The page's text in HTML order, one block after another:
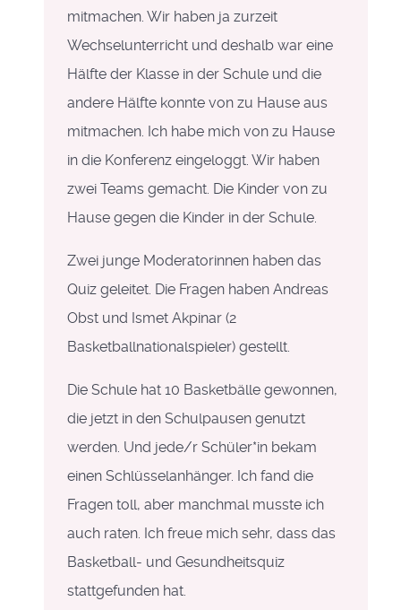
mitmachen. Wir haben ja zurzeit
Wechselunterricht und deshalb war eine
Hälfte der Klasse in der Schule und die
andere Hälfte konnte von zu Hause aus
mitmachen. Ich habe mich von zu Hause
in die Konferenz eingeloggt. Wir haben
zwei Teams gemacht. Die Kinder von zu
Hause gegen die Kinder in der Schule.
Zwei junge Moderatorinnen haben das
Quiz geleitet. Die Fragen haben Andreas
Obst und Ismet Akpinar (2
Basketballnationalspieler) gestellt.
Die Schule hat 10 Basketbälle gewonnen,
die jetzt in den Schulpausen genutzt
werden. Und jede/r Schüler*in bekam
einen Schlüsselanhänger. Ich fand die
Fragen toll, aber manchmal musste ich
auch raten. Ich freue mich sehr, dass das
Basketball- und Gesundheitsquiz
stattgefunden hat.